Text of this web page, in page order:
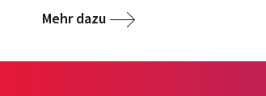
Mehr dazu